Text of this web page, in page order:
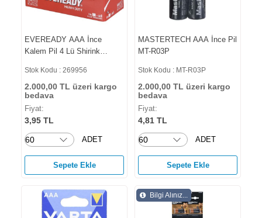
EVEREADY AAA İnce
Kalem Pil 4 Lü Shirink
Stok Kodu : 269956
2.000,00 TL üzeri kargo
bedava
Fiyat:
3,95 TL
ADET
Sepete Ekle
MASTERTECH AAA İnce Pil
MT-R03P
Stok Kodu : MT-R03P
2.000,00 TL üzeri kargo
bedava
Fiyat:
4,81 TL
ADET
Sepete Ekle
Bilgi Alınız...